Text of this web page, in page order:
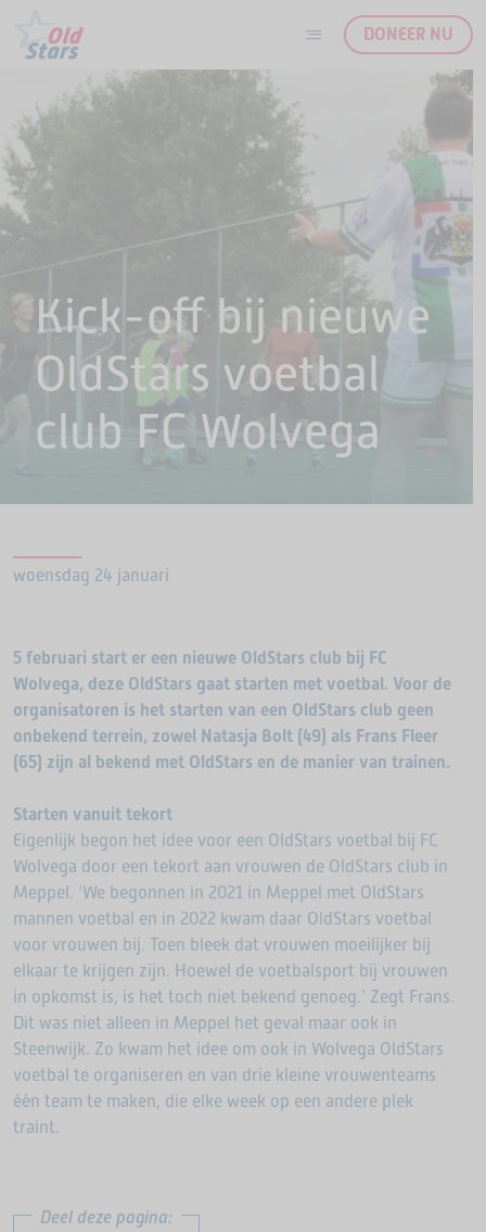
Ga naar de inhoud
DONEER NU
Kick-off bij nieuwe
OldStars voetbal
club FC Wolvega
woensdag 24 januari
5 februari start er een nieuwe OldStars club bij FC
Wolvega, deze OldStars gaat starten met voetbal. Voor de
organisatoren is het starten van een OldStars club geen
onbekend terrein, zowel Natasja Bolt (49) als Frans Fleer
(65) zijn al bekend met OldStars en de manier van trainen.
Starten vanuit tekort
Eigenlijk begon het idee voor een OldStars voetbal bij FC
Wolvega door een tekort aan vrouwen de OldStars club in
Meppel. ‘We begonnen in 2021 in Meppel met OldStars
mannen voetbal en in 2022 kwam daar OldStars voetbal
voor vrouwen bij. Toen bleek dat vrouwen moeilijker bij
elkaar te krijgen zijn. Hoewel de voetbalsport bij vrouwen
in opkomst is, is het toch niet bekend genoeg.’ Zegt Frans.
Dit was niet alleen in Meppel het geval maar ook in
Steenwijk. Zo kwam het idee om ook in Wolvega OldStars
voetbal te organiseren en van drie kleine vrouwenteams
één team te maken, die elke week op een andere plek
traint.
Deel deze pagina: